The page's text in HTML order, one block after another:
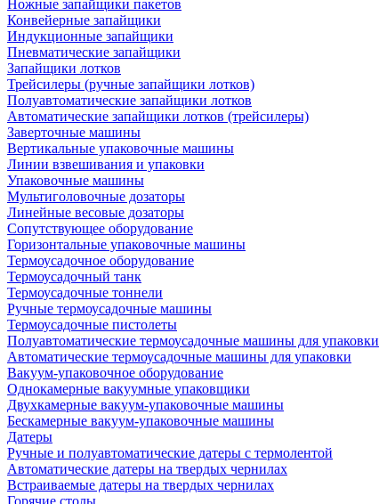
Ножные запайщики пакетов
Конвейерные запайщики
Индукционные запайщики
Пневматические запайщики
Запайщики лотков
Трейсилеры (ручные запайщики лотков)
Полуавтоматические запайщики лотков
Автоматические запайщики лотков (трейсилеры)
Заверточные машины
Вертикальные упаковочные машины
Линии взвешивания и упаковки
Упаковочные машины
Мультиголовочные дозаторы
Линейные весовые дозаторы
Сопутствующее оборудование
Горизонтальные упаковочные машины
Термоусадочное оборудование
Термоусадочный танк
Термоусадочные тоннели
Ручные термоусадочные машины
Термоусадочные пистолеты
Полуавтоматические термоусадочные машины для упаковки
Автоматические термоусадочные машины для упаковки
Вакуум-упаковочное оборудование
Однокамерные вакуумные упаковщики
Двухкамерные вакуум-упаковочные машины
Бескамерные вакуум-упаковочные машины
Датеры
Ручные и полуавтоматические датеры с термолентой
Автоматические датеры на твердых чернилах
Встраиваемые датеры на твердых чернилах
Горячие столы